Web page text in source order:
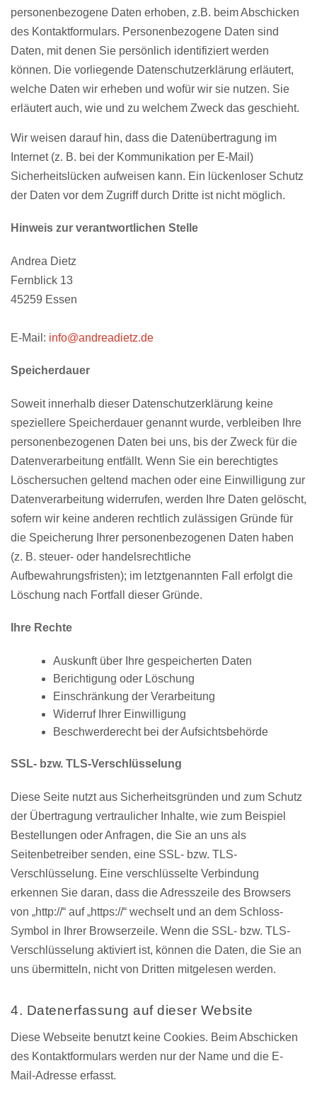
personenbezogene Daten erhoben, z.B. beim Abschicken
des Kontaktformulars. Personenbezogene Daten sind
Daten, mit denen Sie persönlich identifiziert werden
können. Die vorliegende Datenschutzerklärung erläutert,
welche Daten wir erheben und wofür wir sie nutzen. Sie
erläutert auch, wie und zu welchem Zweck das geschieht.
Wir weisen darauf hin, dass die Datenübertragung im
Internet (z. B. bei der Kommunikation per E-Mail)
Sicherheitslücken aufweisen kann. Ein lückenloser Schutz
der Daten vor dem Zugriff durch Dritte ist nicht möglich.
Hinweis zur verantwortlichen Stelle
Andrea Dietz
Fernblick 13
45259 Essen
E-Mail: info@andreadietz.de
Speicherdauer
Soweit innerhalb dieser Datenschutzerklärung keine
speziellere Speicherdauer genannt wurde, verbleiben Ihre
personenbezogenen Daten bei uns, bis der Zweck für die
Datenverarbeitung entfällt. Wenn Sie ein berechtigtes
Löschersuchen geltend machen oder eine Einwilligung zur
Datenverarbeitung widerrufen, werden Ihre Daten gelöscht,
sofern wir keine anderen rechtlich zulässigen Gründe für
die Speicherung Ihrer personenbezogenen Daten haben
(z. B. steuer- oder handelsrechtliche
Aufbewahrungsfristen); im letztgenannten Fall erfolgt die
Löschung nach Fortfall dieser Gründe.
Ihre Rechte
Auskunft über Ihre gespeicherten Daten
Berichtigung oder Löschung
Einschränkung der Verarbeitung
Widerruf Ihrer Einwilligung
Beschwerderecht bei der Aufsichtsbehörde
SSL- bzw. TLS-Verschlüsselung
Diese Seite nutzt aus Sicherheitsgründen und zum Schutz
der Übertragung vertraulicher Inhalte, wie zum Beispiel
Bestellungen oder Anfragen, die Sie an uns als
Seitenbetreiber senden, eine SSL- bzw. TLS-
Verschlüsselung. Eine verschlüsselte Verbindung
erkennen Sie daran, dass die Adresszeile des Browsers
von „http://“ auf „https://“ wechselt und an dem Schloss-
Symbol in Ihrer Browserzeile. Wenn die SSL- bzw. TLS-
Verschlüsselung aktiviert ist, können die Daten, die Sie an
uns übermitteln, nicht von Dritten mitgelesen werden.
4. Datenerfassung auf dieser Website
Diese Webseite benutzt keine Cookies. Beim Abschicken
des Kontaktformulars werden nur der Name und die E-
Mail-Adresse erfasst.